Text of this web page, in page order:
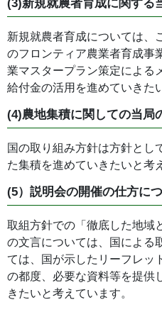
(3)新規就農者育成に関する
新規就農者育成については、
のフロンティア農業者育成事
業マスタープラン策定による
給付金の活用を進めていきた
(4)農地集積に関しての当局
国の取り組み方針は方針とし
た集積を進めていきたいと考
(5）説明会の開催の仕方に
取組方針での「徹底した地域
の文言については、国による
ては、国が示したリーフレッ
の都度、必要な資料等を提供
きたいと考えています。